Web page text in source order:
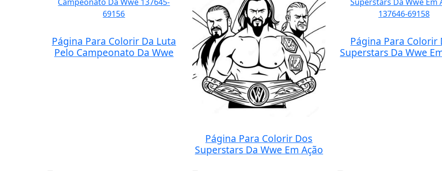
Página Para Colorir Da Luta
Pelo Campeonato Da Wwe
Página Para Colorir Dos
Superstars Da Wwe Em Ação
Página Para Colorir
Superstars Da Wwe